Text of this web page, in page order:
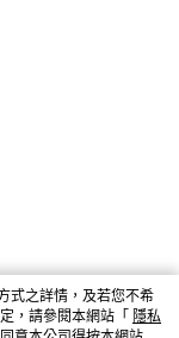
式之詳情，及若您不希
，請參閱本網站「 隱私